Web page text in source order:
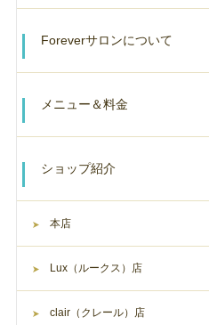
Foreverサロンについて
メニュー＆料金
ショップ紹介
本店
Lux（ルークス）店
clair（クレール）店